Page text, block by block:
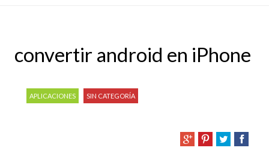
convertir android en iPhone
APLICACIONES SIN CATEGORÍA